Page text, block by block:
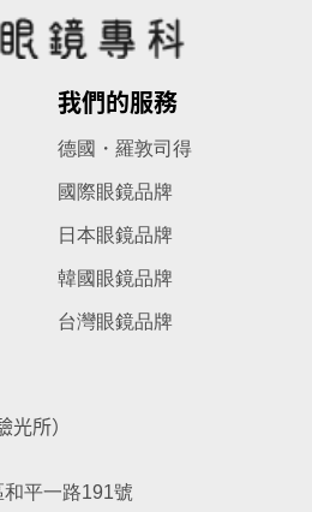
我們的服務
德國・羅敦司得
國際眼鏡品牌
日本眼鏡品牌
韓國眼鏡品牌
台灣眼鏡品牌
所）
平一路191號